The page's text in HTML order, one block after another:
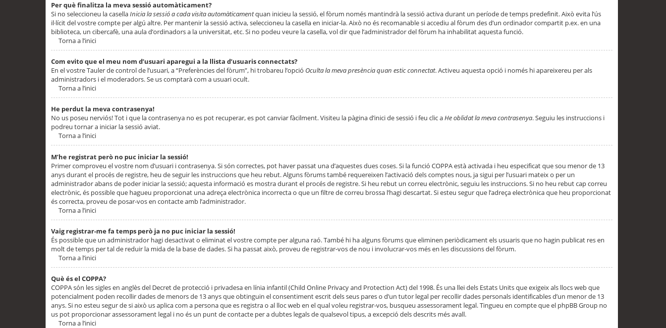
Per què finalitza la meva sessió automàticament?
Si no seleccioneu la casellaInicia la sessió a cada visita automàticamentquan inicieu la sessió, el fòrum només mantindrà la sessió activa durant un període de temps predefinit. Això evita l’ús
il·lícit del vostre compte per algú altre. Per mantenir la sessió activa, seleccioneu la casella en iniciar-la. Això no és recomanable si accediu al fòrum des d’un ordinador compartit p.ex. en una
biblioteca, un cibercafè, una aula d’ordinadors a la universitat, etc. Si no podeu veure la casella, vol dir que l’administrador del fòrum ha inhabilitat aquesta funció.
Torna a l’inici
Com evito que el meu nom d’usuari aparegui a la llista d’usuaris connectats?
En el vostre Tauler de control de l’usuari, a “Preferències del fòrum”, hi trobareu l’opció Oculta la meva presència quan estic connectat. Activeu aquesta opció i només hi apareixereu per als
administradors i el moderadors. Se us comptarà com a usuari ocult.
Torna a l’inici
He perdut la meva contrasenya!
No us poseu nerviós! Tot i que la contrasenya no es pot recuperar, es pot canviar fàcilment. Visiteu la pàgina d’inici de sessió i feu clic aHe oblidat la meva contrasenya. Seguiu les instruccions i
podreu tornar a iniciar la sessió aviat.
Torna a l’inici
M’he registrat però no puc iniciar la sessió!
Primer comproveu el vostre nom d’usuari i contrasenya. Si són correctes, pot haver passat una d’aquestes dues coses. Si la funció COPPA està activada i heu especificat que sou menor de 13
anys durant el procés de registre, heu de seguir les instruccions que heu rebut. Alguns fòrums també requereixen l’activació dels comptes nous, ja sigui per l’usuari mateix o per un
administrador abans de poder iniciar la sessió; aquesta informació es mostra durant el procés de registre. Si heu rebut un correu electrònic, seguiu les instruccions. Si no heu rebut cap correu
electrònic, és possible que hagueu proporcionat una adreça electrònica incorrecta o que un filtre de correu brossa l’hagi descartat. Si esteu segur que l’adreça electrònica que heu proporcionat
és correcta, proveu de posar-vos en contacte amb l’administrador.
Torna a l’inici
Vaig registrar-me fa temps però ja no puc iniciar la sessió!
És possible que un administrador hagi desactivat o eliminat el vostre compte per alguna raó. També hi ha alguns fòrums que eliminen periòdicament els usuaris que no hagin publicat res en
molt de temps per tal de reduir la mida de la base de dades. Si ha passat això, proveu de registrar-vos de nou i involucrar-vos més en les discussions del fòrum.
Torna a l’inici
Què és el COPPA?
COPPA són les sigles en anglès del Decret de protecció i privadesa en línia infantil (Child Online Privacy and Protection Act) del 1998. És una llei dels Estats Units que exigeix als llocs web que
potencialment poden recollir dades de menors de 13 anys que obtinguin el consentiment escrit dels seus pares o d’un tutor legal per recollir dades personals identificables d’un menor de 13
anys. Si no esteu segur de si això us aplica com a persona que es registra o al lloc web en el qual voleu registrar-vos, busqueu assessorament legal. Tingueu en compte que el phpBB Group no
us pot proporcionar assessorament legal i no és un punt de contacte per a dubtes legals de qualsevol tipus, a excepció dels descrits més avall.
Torna a l’inici